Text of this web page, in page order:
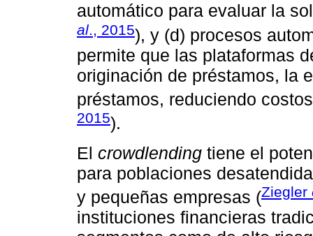
automático para evaluar la
al., 2015), y (d) procesos
permite que las plataformas
originación de préstamos, la
préstamos, reduciendo
2015).
El crowdlending tiene el
para poblaciones
y pequeñas empresas (Ziegler
instituciones financieras